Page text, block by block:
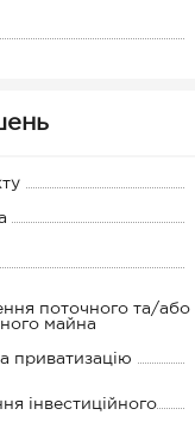
поточного та/або
майна
приватизацію
інвестиційного